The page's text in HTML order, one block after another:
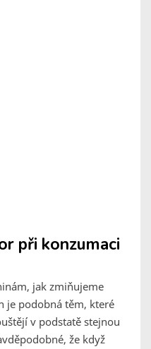
při konzumaci
jak zmiňujeme
je podobná těm, které
v podstatě stejnou
že když